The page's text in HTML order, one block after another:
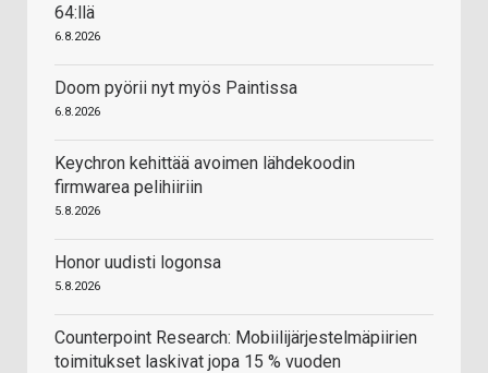
64:llä
6.8.2026
Doom pyörii nyt myös Paintissa
6.8.2026
Keychron kehittää avoimen lähdekoodin
firmwarea pelihiiriin
5.8.2026
Honor uudisti logonsa
5.8.2026
Counterpoint Research: Mobiilijärjestelmäpiirien
toimitukset laskivat jopa 15 % vuoden